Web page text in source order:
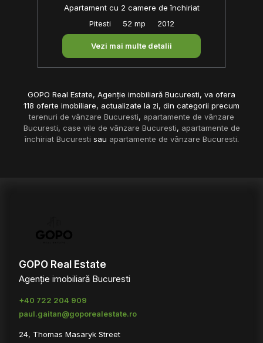
Apartament cu 2 camere de închiriat
Pitesti
52 mp 2012
Vezi mai multe detalii
GOPO Real Estate, Agenție imobiliară Bucuresti, va ofera
118 oferte imobiliare, actualizate la zi, din categorii precum
terenuri de vânzare Bucuresti, apartamente de vânzare
Bucuresti, case vile de vânzare Bucuresti, apartamente de
închiriat Bucuresti sau apartamente de vânzare Bucuresti.
GOPO Real Estate
Agenție imobiliară Bucuresti
+40 722 204 909
paul.gaitan@goporealestate.ro
24, Thomas Masaryk Street